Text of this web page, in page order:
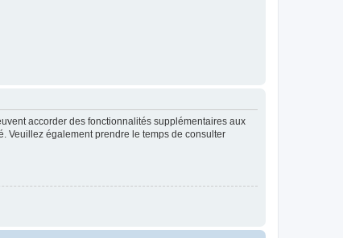
accorder des fonctionnalités supplémentaires aux
Veuillez également prendre le temps de consulter